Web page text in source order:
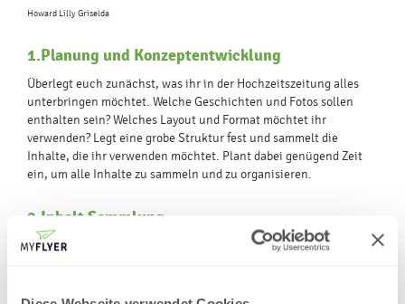
Howard Lilly Griselda
1.Planung und Konzeptentwicklung
Überlegt euch zunächst, was ihr in der Hochzeitszeitung alles
unterbringen möchtet. Welche Geschichten und Fotos sollen
enthalten sein? Welches Layout und Format möchtet ihr
verwenden? Legt eine grobe Struktur fest und sammelt die
Inhalte, die ihr verwenden möchtet. Plant dabei genügend Zeit
ein, um alle Inhalte zu sammeln und zu organisieren.
2.Inhalt Sammlung
Sammelt Bilder, Texte, Kochrezepte und Informationen über das
Location, das Menü usw. Fragt auch eure Gäste, ob sie Beiträge